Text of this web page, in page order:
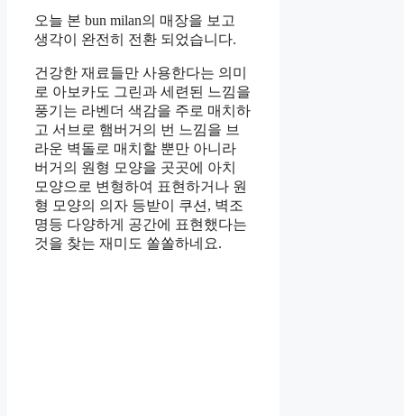
오늘 본 bun milan의 매장을 보고
생각이 완전히 전환 되었습니다.
건강한 재료들만 사용한다는 의미
로 아보카도 그린과 세련된 느낌을
풍기는 라벤더 색감을 주로 매치하
고 서브로 햄버거의 번 느낌을 브
라운 벽돌로 매치할 뿐만 아니라
버거의 원형 모양을 곳곳에 아치
모양으로 변형하여 표현하거나 원
형 모양의 의자 등받이 쿠션, 벽조
명등 다양하게 공간에 표현했다는
것을 찾는 재미도 쏠쏠하네요.